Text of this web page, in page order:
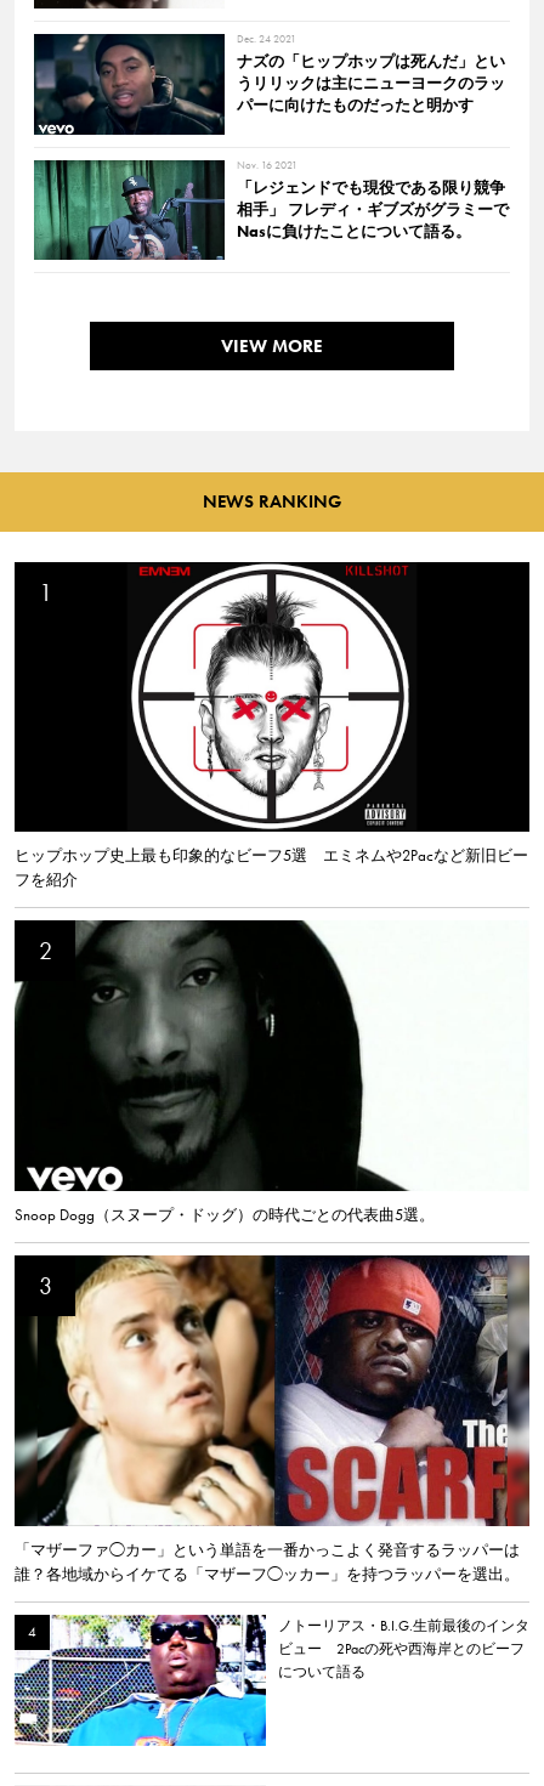
Dec. 24 2021
ナズの「ヒップホップは死んだ」とい
うリリックは主にニューヨークのラッ
パーに向けたものだったと明かす
Nov. 16 2021
「レジェンドでも現役である限り競争
相手」 フレディ・ギブズがグラミーで
Nasに負けたことについて語る。
VIEW MORE
NEWS RANKING
ヒップホップ史上最も印象的なビーフ5選 エミネムや2Pacなど新旧ビー
フを紹介
Snoop Dogg（スヌープ・ドッグ）の時代ごとの代表曲5選。
「マザーファ◯カー」という単語を一番かっこよく発音するラッパーは
誰？各地域からイケてる「マザーフ◯ッカー」を持つラッパーを選出。
ノトーリアス・B.I.G.生前最後のインタ
ビュー 2Pacの死や西海岸とのビーフ
について語る